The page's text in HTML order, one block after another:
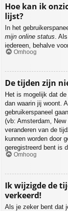
Hoe kan ik
lijst?
In het
mijn online status .
iedereen, behalve
Omhoog
De tijden zijn
Het is mogelijk dat
dan waarin jij woont.
gebruikerspaneel
(vb: Amsterdam,
veranderen van de
kunnen worden door
geregistreerd bent is
Omhoog
Ik wijzigde de
verkeerd!
Als je zeker bent dat